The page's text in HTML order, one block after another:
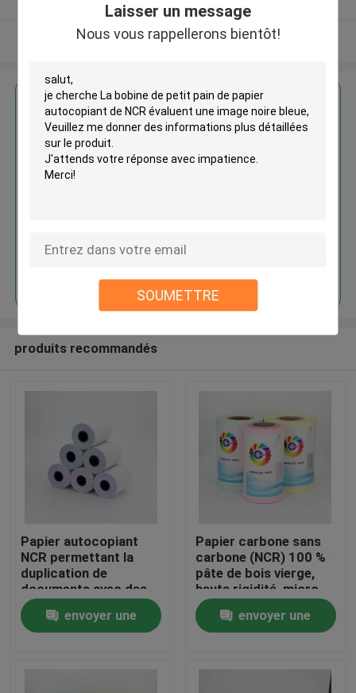
Laisser un message
Nous vous rappellerons bientôt!
SOUMETTRE
À la maison
Produits
Regardez plus
autocopiant de NCR évaluent
produits recommandés
Papier autocopiant
NCR permettant la
duplication de
documents avec des
copies claires et
lisibles, parfait pour le
bureau et le
envoyer une
Papier carbone sans
carbone (NCR) 100 %
pâte de bois vierge,
haute rigidité, micro-
perforé
envoyer une